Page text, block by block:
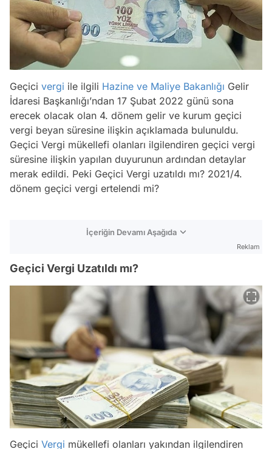
Geçici vergi ile ilgili Hazine ve Maliye Bakanlığı Gelir
İdaresi Başkanlığı’ndan 17 Şubat 2022 günü sona
erecek olacak olan 4. dönem gelir ve kurum geçici
vergi beyan süresine ilişkin açıklamada bulunuldu.
Geçici Vergi mükellefi olanları ilgilendiren geçici vergi
süresine ilişkin yapılan duyurunun ardından detaylar
merak edildi. Peki Geçici Vergi uzatıldı mı? 2021/4.
dönem geçici vergi ertelendi mi?
İçeriğin Devamı Aşağıda
Reklam
Geçici Vergi Uzatıldı mı?
Geçici Vergi mükellefi olanları yakından ilgilendiren